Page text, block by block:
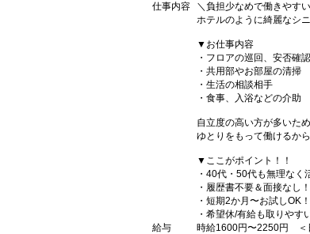
仕事内容
＼負担少なめで働きやす
ホテルのように綺麗なシ
▼お仕事内容
・フロアの巡回、安否確認
・共用部やお部屋の清掃
・生活の相談相手
・食事、入浴などの介助
自立度の高い方が多いた
ゆとりをもって働けるか
▼ここがポイント！！
・40代・50代も無理な
・履歴書不要＆面接なし！
・短期2か月〜お試しOK
・希望休/有給も取りやす
給与
時給1600円〜2250円 ＜